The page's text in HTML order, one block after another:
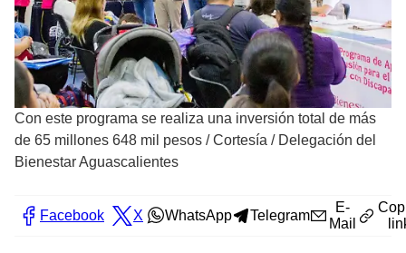
Con este programa se realiza una inversión total de más
de 65 millones 648 mil pesos /Cortesía / Delegación del
Bienestar Aguascalientes
Facebook X WhatsApp Telegram
E-
Mail